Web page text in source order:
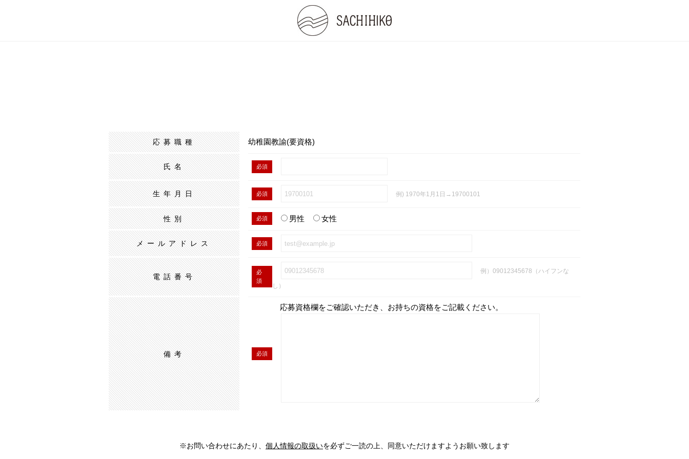
応募職種 幼稚園教諭(要資格)
氏名 必須
生年月日 必須 例) 1970年1月1日→19700101
性別 必須 男性 女性
メールアドレス 必須
電話番号
必
須
例）09012345678（ハイフンな
し）
備考 必須
応募資格欄をご確認いただき、お持ちの資格をご記載ください。
※お問い合わせにあたり、 個人情報の取扱いを必ずご一読の上、同意いただけますようお願い致します